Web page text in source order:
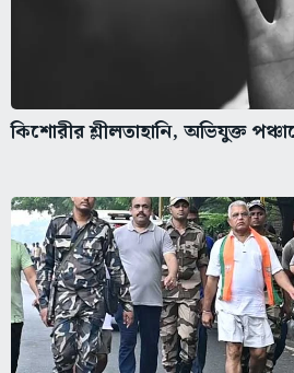
কিশোরীর শ্লীলতাহানি, অভিযুক্ত